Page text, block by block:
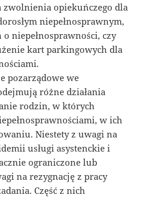
opiekuńczego dla
niepełnosprawnym,
o niepełnosprawności, czy
kart parkingowych dla
pozarządowe we
różne działania
rodzin, w których
w ich
Niestety z uwagi na
usługi asystenckie i
ograniczone lub
na rezygnację z pracy
Część z nich